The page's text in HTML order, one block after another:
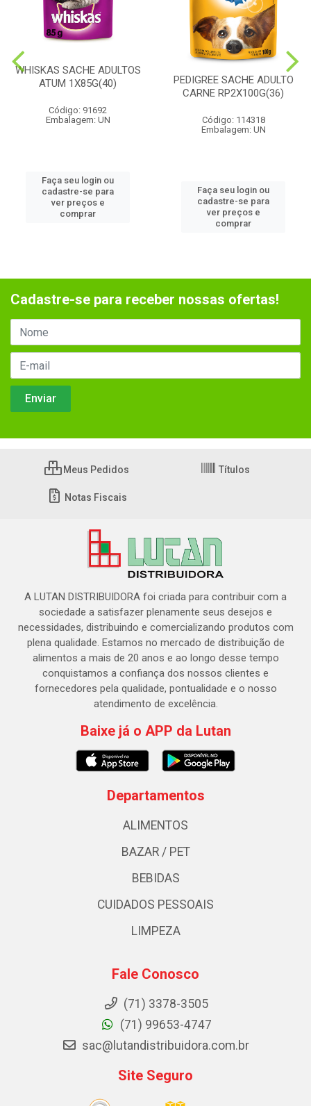
WHISKAS SACHE ADULTOS
ATUM 1X85G(40)
Código: 91692
Embalagem: UN
Faça seu login ou
cadastre-se para
ver preços e
comprar
PEDIGREE SACHE ADULTO
CARNE RP2X100G(36)
Código: 114318
Embalagem: UN
Faça seu login ou
cadastre-se para
ver preços e
comprar
Cadastre-se para receber nossas ofertas!
Meus Pedidos Títulos
Notas Fiscais
A LUTAN DISTRIBUIDORA foi criada para contribuir com a
sociedade a satisfazer plenamente seus desejos e
necessidades, distribuindo e comercializando produtos com
plena qualidade. Estamos no mercado de distribuição de
alimentos a mais de 20 anos e ao longo desse tempo
conquistamos a confiança dos nossos clientes e
fornecedores pela qualidade, pontualidade e o nosso
atendimento de excelência.
Baixe já o APP da Lutan
Departamentos
ALIMENTOS
BAZAR / PET
BEBIDAS
CUIDADOS PESSOAIS
LIMPEZA
Fale Conosco
(71) 3378-3505
(71) 99653-4747
sac@lutandistribuidora.com.br
Site Seguro